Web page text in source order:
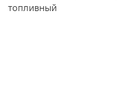
топливный